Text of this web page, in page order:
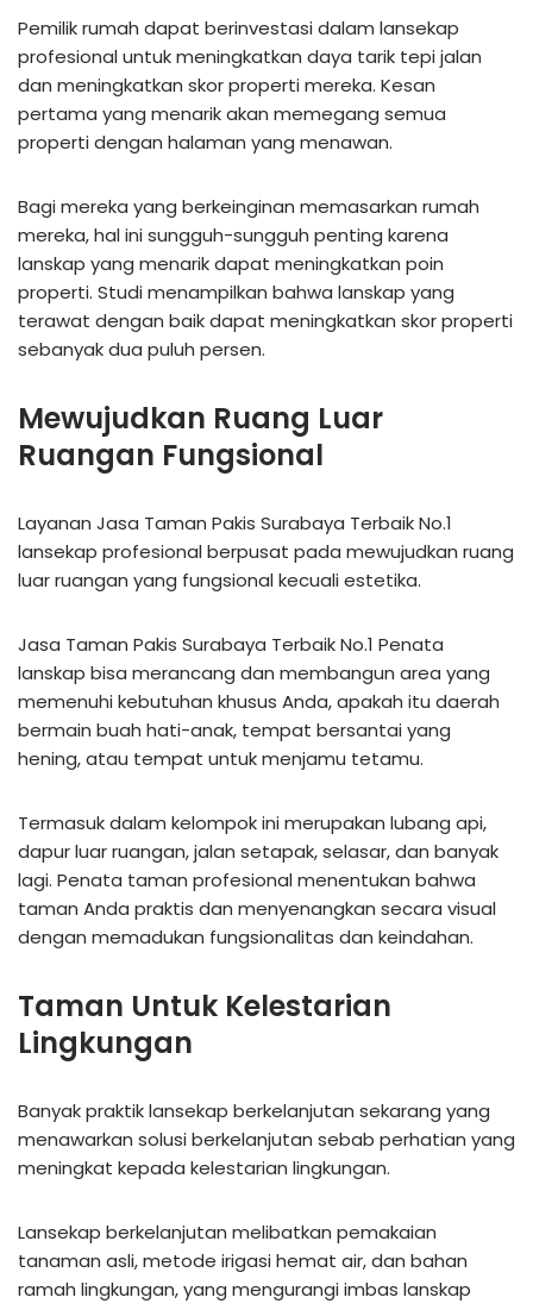
Pemilik rumah dapat berinvestasi dalam lansekap
profesional untuk meningkatkan daya tarik tepi jalan
dan meningkatkan skor properti mereka. Kesan
pertama yang menarik akan memegang semua
properti dengan halaman yang menawan.
Bagi mereka yang berkeinginan memasarkan rumah
mereka, hal ini sungguh-sungguh penting karena
lanskap yang menarik dapat meningkatkan poin
properti. Studi menampilkan bahwa lanskap yang
terawat dengan baik dapat meningkatkan skor properti
sebanyak dua puluh persen.
Mewujudkan Ruang Luar
Ruangan Fungsional
Layanan Jasa Taman Pakis Surabaya Terbaik No.1
lansekap profesional berpusat pada mewujudkan ruang
luar ruangan yang fungsional kecuali estetika.
Jasa Taman Pakis Surabaya Terbaik No.1 Penata
lanskap bisa merancang dan membangun area yang
memenuhi kebutuhan khusus Anda, apakah itu daerah
bermain buah hati-anak, tempat bersantai yang
hening, atau tempat untuk menjamu tetamu.
Termasuk dalam kelompok ini merupakan lubang api,
dapur luar ruangan, jalan setapak, selasar, dan banyak
lagi. Penata taman profesional menentukan bahwa
taman Anda praktis dan menyenangkan secara visual
dengan memadukan fungsionalitas dan keindahan.
Taman Untuk Kelestarian
Lingkungan
Banyak praktik lansekap berkelanjutan sekarang yang
menawarkan solusi berkelanjutan sebab perhatian yang
meningkat kepada kelestarian lingkungan.
Lansekap berkelanjutan melibatkan pemakaian
tanaman asli, metode irigasi hemat air, dan bahan
ramah lingkungan, yang mengurangi imbas lanskap